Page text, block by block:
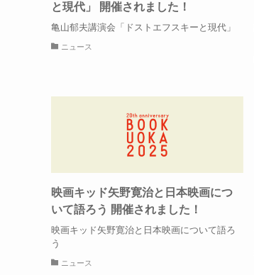
と現代」 開催されました！
亀山郁夫講演会「ドストエフスキーと現代」
ニュース
映画キッド矢野寛治と日本映画につ
いて語ろう 開催されました！
映画キッド矢野寛治と日本映画について語ろ
う
ニュース